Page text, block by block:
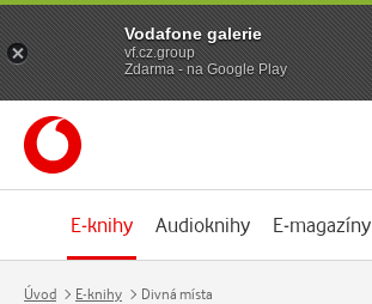
E-knihy Audioknihy E-magazíny
Úvod E-knihy Divná místa
Vodafone galerie
vf.cz.group
Zdarma - na Google Play